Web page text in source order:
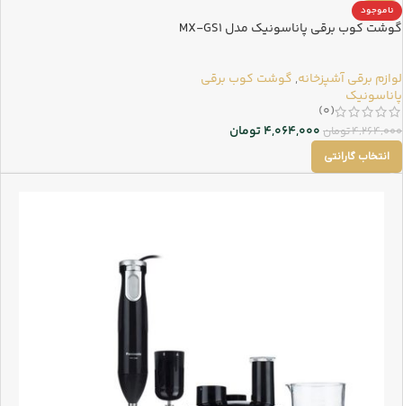
ناموجود
گوشت کوب برقی پاناسونیک مدل MX-GS1
لوازم برقی آشپزخانه, گوشت کوب برقی
پاناسونیک
(0)
4,264,000تومان 4,064,000تومان
انتخاب گارانتی